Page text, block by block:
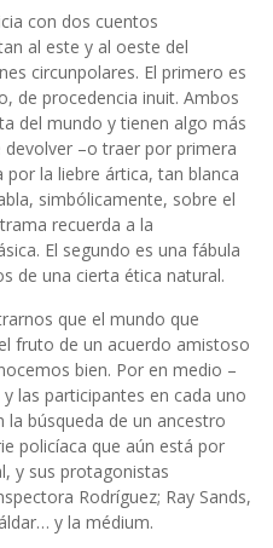
con dos cuentos
al este y al oeste del
circunpolares. El primero es
de procedencia inuit. Ambos
del mundo y tienen algo más
–o traer por primera
la liebre ártica, tan blanca
simbólicamente, sobre el
recuerda a la
El segundo es una fábula
de una cierta ética natural.
que el mundo que
fruto de un acuerdo amistoso
bien. Por en medio –
las participantes en cada uno
la búsqueda de un ancestro
policíaca que aún está por
y sus protagonistas
Rodríguez; Ray Sands,
y la médium.